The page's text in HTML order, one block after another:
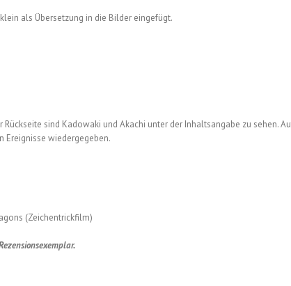
als Übersetzung in die Bilder eingefügt.
sind Kadowaki und Akachi unter der Inhaltsangabe zu sehen.
Ereignisse wiedergegeben.
(Zeichentrickfilm)